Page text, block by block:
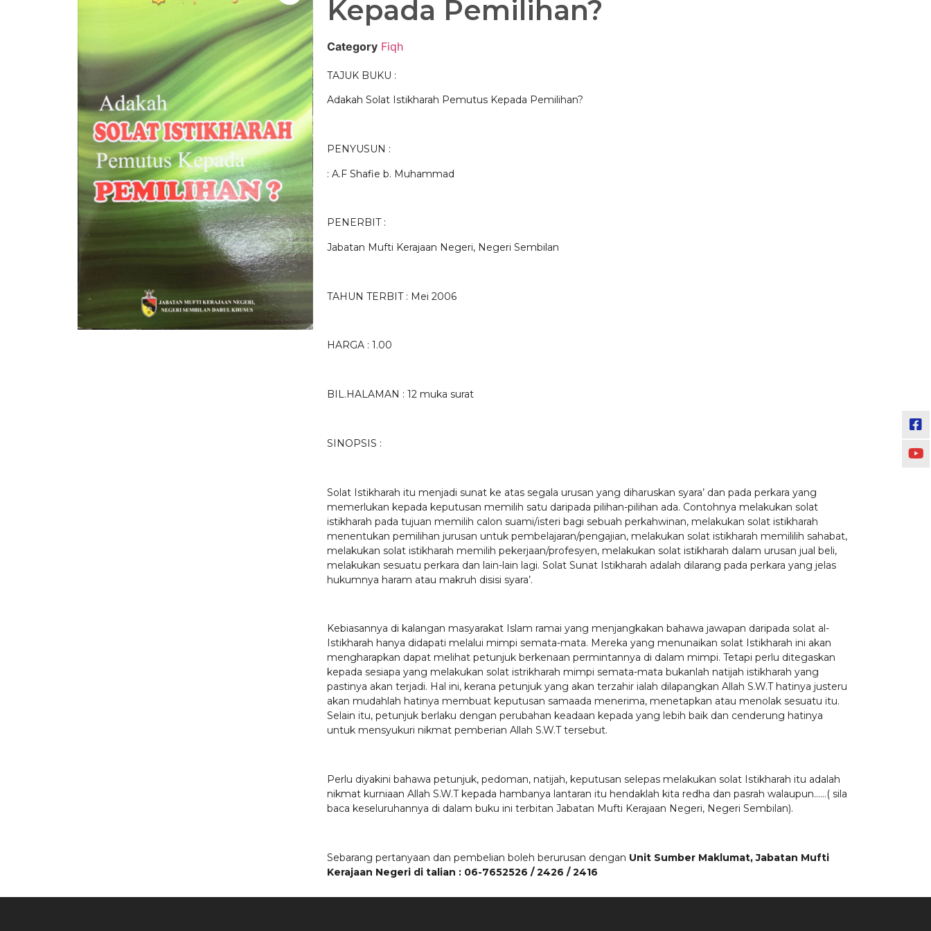
Kepada Pemilihan?
Category Fiqh
TAJUK BUKU :
Adakah Solat Istikharah Pemutus Kepada Pemilihan?
PENYUSUN :
: A.F Shafie b. Muhammad
PENERBIT :
Jabatan Mufti Kerajaan Negeri, Negeri Sembilan
TAHUN TERBIT : Mei 2006
HARGA : 1.00
BIL.HALAMAN : 12 muka surat
SINOPSIS :
Solat Istikharah itu menjadi sunat ke atas segala urusan yang diharuskan syara’ dan pada perkara yang
memerlukan kepada keputusan memilih satu daripada pilihan-pilihan ada. Contohnya melakukan solat
istikharah pada tujuan memilih calon suami/isteri bagi sebuah perkahwinan, melakukan solat istikharah
menentukan pemilihan jurusan untuk pembelajaran/pengajian, melakukan solat istikharah memililih sahabat,
melakukan solat istikharah memilih pekerjaan/profesyen, melakukan solat istikharah dalam urusan jual beli,
melakukan sesuatu perkara dan lain-lain lagi. Solat Sunat Istikharah adalah dilarang pada perkara yang jelas
hukumnya haram atau makruh disisi syara’.
Kebiasannya di kalangan masyarakat Islam ramai yang menjangkakan bahawa jawapan daripada solat al-
Istikharah hanya didapati melalui mimpi semata-mata. Mereka yang menunaikan solat Istikharah ini akan
mengharapkan dapat melihat petunjuk berkenaan permintannya di dalam mimpi. Tetapi perlu ditegaskan
kepada sesiapa yang melakukan solat istrikharah mimpi semata-mata bukanlah natijah istikharah yang
pastinya akan terjadi. Hal ini, kerana petunjuk yang akan terzahir ialah dilapangkan Allah S.W.T hatinya justeru
akan mudahlah hatinya membuat keputusan samaada menerima, menetapkan atau menolak sesuatu itu.
Selain itu, petunjuk berlaku dengan perubahan keadaan kepada yang lebih baik dan cenderung hatinya
untuk mensyukuri nikmat pemberian Allah S.W.T tersebut.
Perlu diyakini bahawa petunjuk, pedoman, natijah, keputusan selepas melakukan solat Istikharah itu adalah
nikmat kurniaan Allah S.W.T kepada hambanya lantaran itu hendaklah kita redha dan pasrah walaupun……( sila
baca keseluruhannya di dalam buku ini terbitan Jabatan Mufti Kerajaan Negeri, Negeri Sembilan).
Sebarang pertanyaan dan pembelian boleh berurusan dengan Unit Sumber Maklumat, Jabatan Mufti
Kerajaan Negeri di talian : 06-7652526 / 2426 / 2416